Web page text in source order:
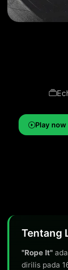
Play now
Tentang
"Rope It"
dirilis pada